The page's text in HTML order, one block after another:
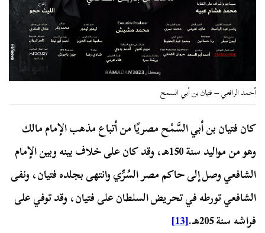
أحمد الرافعي – فتيان بن أبي السمح
كان فتيان بن أبي السَّمْح مصريًا من أتباع مذهب الإمام مالك
وهو من مواليد سنة 150هـ، وقد كان على خلاف بينه وبين الإمام
الشافعي وصل إلى حاكم مصر السُرِّي وانتهى بجلده فتيان، ونفى
الشافعي تورطه في تحريض السلطان على فتيان، وقد توفي على
فراشه سنة 205هـ.
[13]